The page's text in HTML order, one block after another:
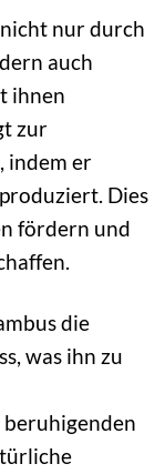
nur durch
auch
ihnen
zur
indem er
Dies
fördern und
die
was ihn zu